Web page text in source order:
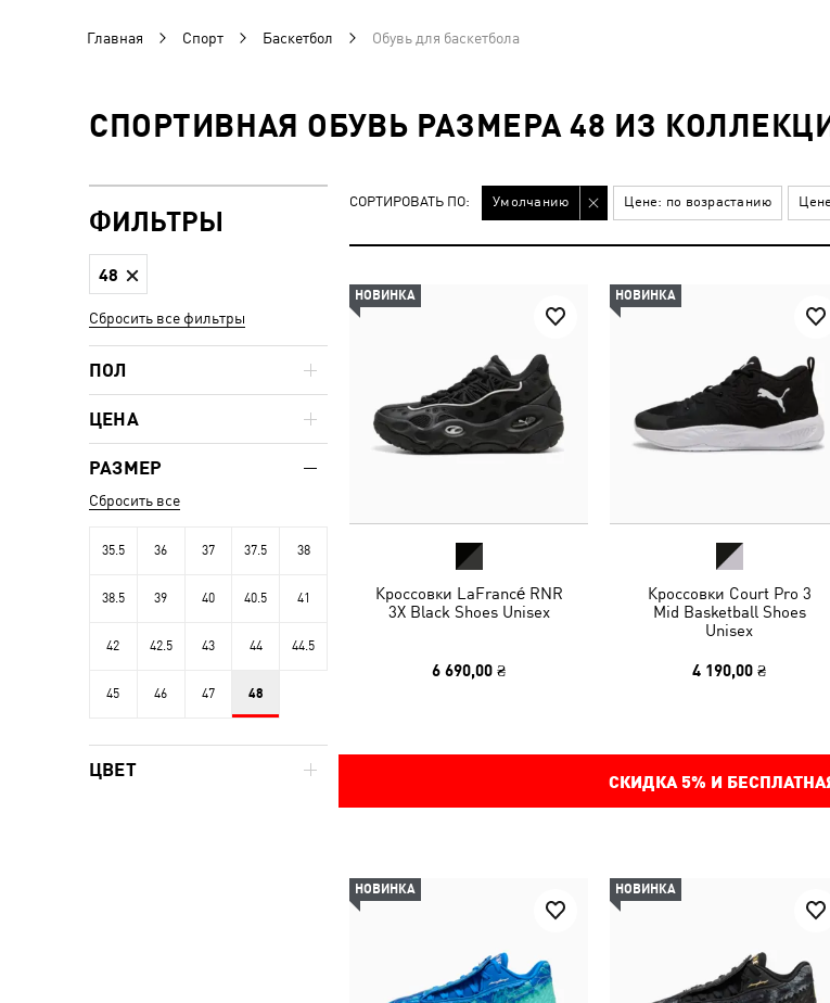
Главная Спорт Баскетбол Обувь для баскетбола
СПОРТИВНАЯ ОБУВЬ РАЗМЕРА 48 ИЗ
СОРТИРОВАТЬ ПО: Умолчанию Цене: по возрастанию
НОВИНКА
Кроссовки LaFrancé RNR
3X Black Shoes Unisex
6 690,00 ₴
НОВИНКА
Кроссовки Court Pro 3
Mid Basketball Shoes
Unisex
4 190,00 ₴
СКИДКА 5% И
НОВИНКА НОВИНКА
ФИЛЬТРЫ
48
Сбросить все фильтры
ПОЛ
ЦЕНА
РАЗМЕР
Сбросить все
35.5 36 37 37.5 38
38.5 39 40 40.5 41
42 42.5 43 44 44.5
45 46 47 48
ЦВЕТ